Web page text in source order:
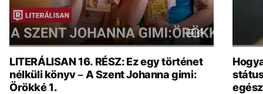
LITERÁLISAN 16. RÉSZ: Ez egy történet
nélküli könyv – A Szent Johanna gimi:
Örökké 1.